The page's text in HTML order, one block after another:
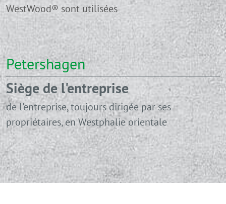
WestWood® sont utilisées
Petershagen
Siège de l'entreprise
de l'entreprise, toujours dirigée par ses
propriétaires, en Westphalie orientale